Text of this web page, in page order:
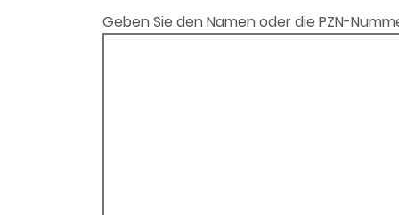
Geben Sie den Namen oder die PZN-